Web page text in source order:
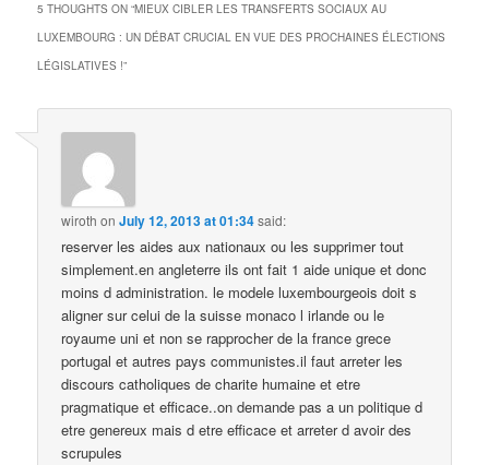
5 THOUGHTS ON “MIEUX CIBLER LES TRANSFERTS SOCIAUX AU
LUXEMBOURG : UN DÉBAT CRUCIAL EN VUE DES PROCHAINES ÉLECTIONS
LÉGISLATIVES !”
wiroth onJuly 12, 2013 at 01:34said:
reserver les aides aux nationaux ou les supprimer tout
simplement.en angleterre ils ont fait 1 aide unique et donc
moins d administration. le modele luxembourgeois doit s
aligner sur celui de la suisse monaco l irlande ou le
royaume uni et non se rapprocher de la france grece
portugal et autres pays communistes.il faut arreter les
discours catholiques de charite humaine et etre
pragmatique et efficace..on demande pas a un politique d
etre genereux mais d etre efficace et arreter d avoir des
scrupules